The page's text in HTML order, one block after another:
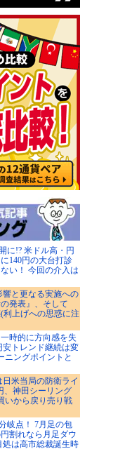
に!? 米ドル高・円
140円の大台打診
い！ 今回の介入は
と更なる実施への
発表』、そして
利上げへの思惑に注
時的に方向感を失
安トレンド継続は変
ニングポイントと
日米当局の防衛ライ
、神田シーリング
いから戻り売り戦
岐点！ 7月足の包
割れなら月足ダウ
は高市総裁誕生時